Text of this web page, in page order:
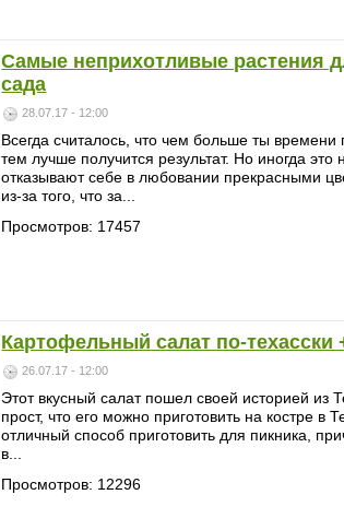
Самые неприхотливые растения
сада
28.07.17 - 12:00
Всегда считалось, что чем больше ты времени
тем лучше получится результат. Но иногда это
отказывают себе в любовании прекрасными
из-за того, что за...
Просмотров: 17457
Картофельный салат по-техасски
26.07.17 - 12:00
Этот вкусный салат пошел своей историей из
прост, что его можно приготовить на костре в
отличный способ приготовить для пикника,
в...
Просмотров: 12296